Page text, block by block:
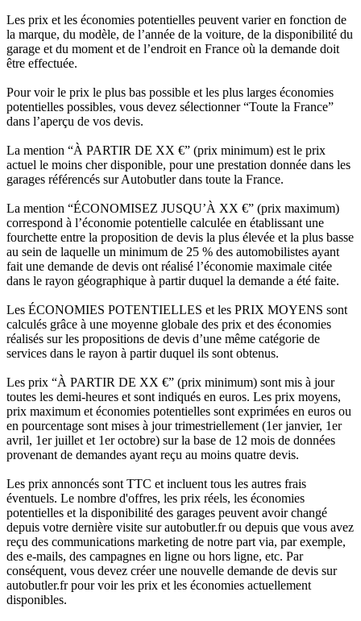
Les prix et les économies potentielles peuvent varier en fonction de
la marque, du modèle, de l’année de la voiture, de la disponibilité du
garage et du moment et de l’endroit en France où la demande doit
être effectuée.
Pour voir le prix le plus bas possible et les plus larges économies
potentielles possibles, vous devez sélectionner “Toute la France”
dans l’aperçu de vos devis.
La mention “À PARTIR DE XX €” (prix minimum) est le prix
actuel le moins cher disponible, pour une prestation donnée dans les
garages référencés sur Autobutler dans toute la France.
La mention “ÉCONOMISEZ JUSQU’À XX €” (prix maximum)
correspond à l’économie potentielle calculée en établissant une
fourchette entre la proposition de devis la plus élevée et la plus basse
au sein de laquelle un minimum de 25 % des automobilistes ayant
fait une demande de devis ont réalisé l’économie maximale citée
dans le rayon géographique à partir duquel la demande a été faite.
Les ÉCONOMIES POTENTIELLES et les PRIX MOYENS sont
calculés grâce à une moyenne globale des prix et des économies
réalisés sur les propositions de devis d’une même catégorie de
services dans le rayon à partir duquel ils sont obtenus.
Les prix “À PARTIR DE XX €” (prix minimum) sont mis à jour
toutes les demi-heures et sont indiqués en euros. Les prix moyens,
prix maximum et économies potentielles sont exprimées en euros ou
en pourcentage sont mises à jour trimestriellement (1er janvier, 1er
avril, 1er juillet et 1er octobre) sur la base de 12 mois de données
provenant de demandes ayant reçu au moins quatre devis.
Les prix annoncés sont TTC et incluent tous les autres frais
éventuels. Le nombre d'offres, les prix réels, les économies
potentielles et la disponibilité des garages peuvent avoir changé
depuis votre dernière visite sur autobutler.fr ou depuis que vous avez
reçu des communications marketing de notre part via, par exemple,
des e-mails, des campagnes en ligne ou hors ligne, etc. Par
conséquent, vous devez créer une nouvelle demande de devis sur
autobutler.fr pour voir les prix et les économies actuellement
disponibles.